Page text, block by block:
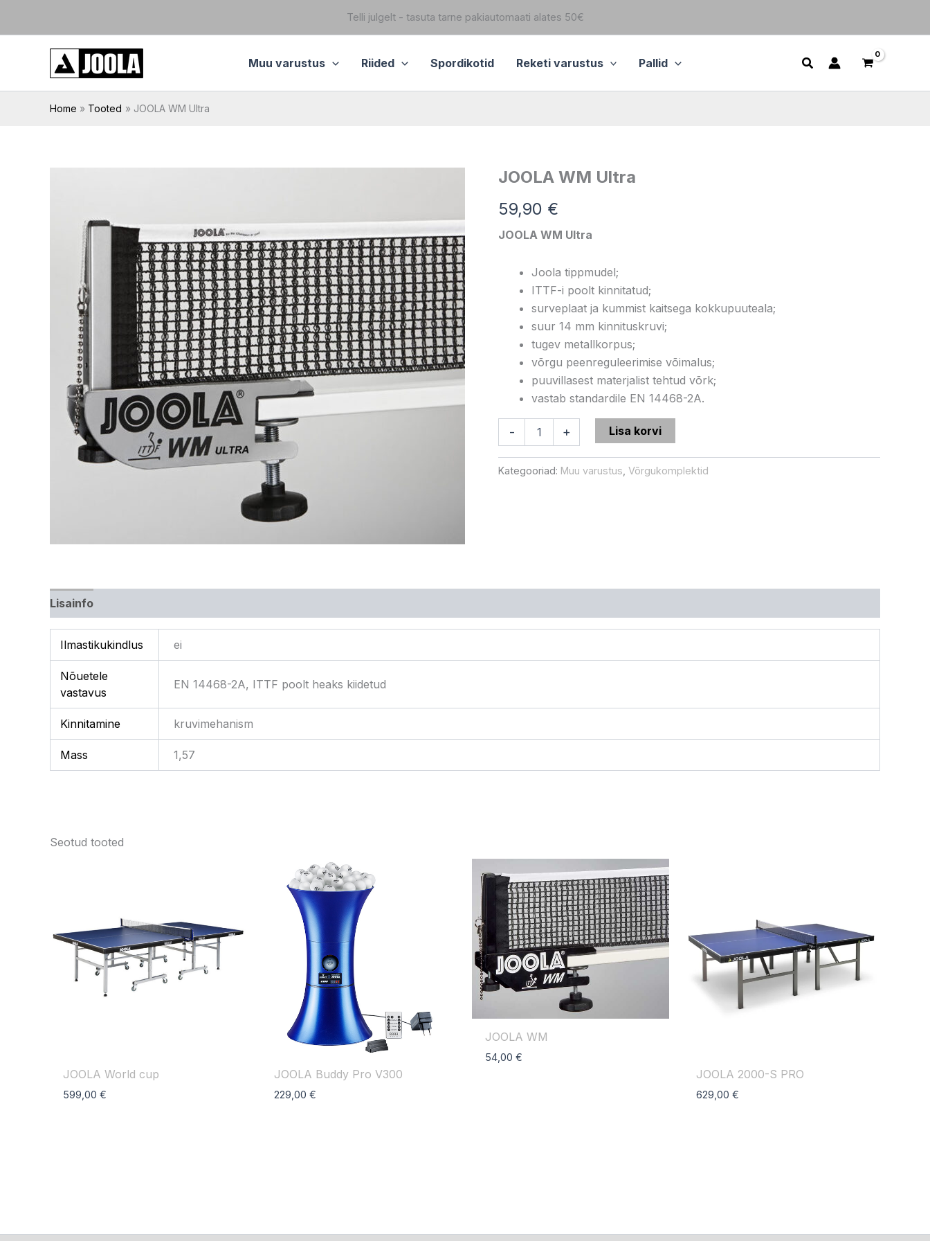
Telli julgelt - tasuta tarne pakiautomaati alates 50€
Muu varustus Riided Spordikotid Reketi varustus Pallid
Home Tooted JOOLA WM Ultra
JOOLA WM Ultra
59,90 €
JOOLA WM Ultra
Joola tippmudel;
ITTF-i poolt kinnitatud;
surveplaat ja kummist kaitsega kokkupuuteala;
suur 14 mm kinnituskruvi;
tugev metallkorpus;
võrgu peenreguleerimise võimalus;
puuvillasest materjalist tehtud võrk;
vastab standardile EN 14468-2A.
-
JOOLA
Ultra
kogus
+ Lisa korvi
Kategooriad: Muu varustus Võrgukomplektid
Lisainfo
Ilmastikukindlus ei
Nõuetele
vastavus
EN 14468-2A, ITTF poolt heaks kiidetud
Kinnitamine kruvimehanism
Mass 1,57
Seotud tooted
JOOLA World cup
599,00€
JOOLA Buddy Pro V300
229,00€
JOOLA WM
54,00€
JOOLA 2000-S PRO
629,00€